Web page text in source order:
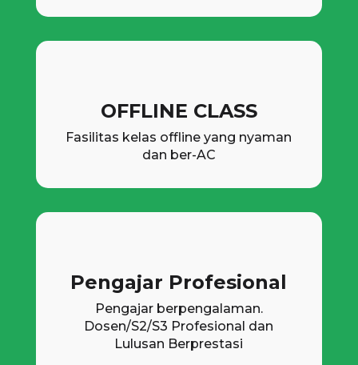
OFFLINE CLASS
Fasilitas kelas offline yang nyaman
dan ber-AC
Pengajar Profesional
Pengajar berpengalaman.
Dosen/S2/S3 Profesional dan
Lulusan Berprestasi